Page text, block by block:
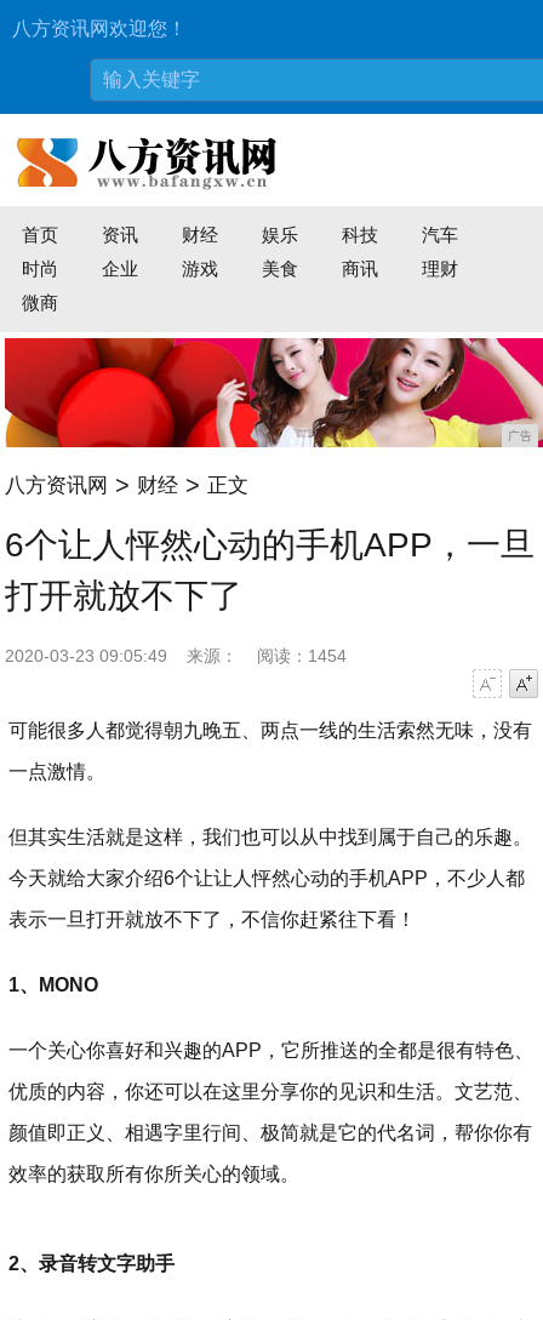
八方资讯网欢迎您！
首页 资讯 财经 娱乐 科技
汽车
时尚
企业 游戏 美食 商讯
理财
微商
广告
八方资讯网 > 财经 > 正文
6个让人怦然心动的手机APP，一旦
打开就放不下了
2020-03-23 09:05:49 来源：
阅读：1454
可能很多人都觉得朝九晚五、两点一线的生活索然无味，没有
一点激情。
但其实生活就是这样，我们也可以从中找到属于自己的乐趣。
今天就给大家介绍6个让让人怦然心动的手机APP，不少人都
表示一旦打开就放不下了，不信你赶紧往下看！
1、MONO
一个关心你喜好和兴趣的APP，它所推送的全都是很有特色、
优质的内容，你还可以在这里分享你的见识和生活。文艺范、
颜值即正义、相遇字里行间、极简就是它的代名词，帮你你有
效率的获取所有你所关心的领域。
2、录音转文字助手